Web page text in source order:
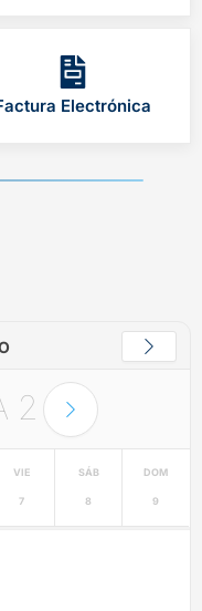
Electrónica
2
VIE
7
SÁB
8
DOM
9